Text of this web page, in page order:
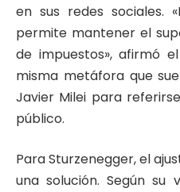
en sus redes sociales.
permite mantener el
de impuestos», afirmó
misma metáfora que
Javier Milei para
público.
Para Sturzenegger, el
una solución. Según